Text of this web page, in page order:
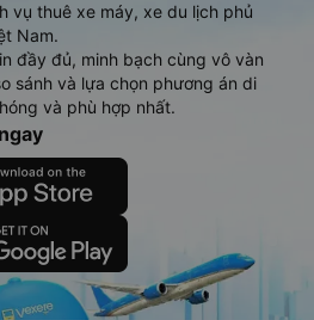
vụ thuê xe máy, xe du lịch phủ
Nam.
đầy đủ, minh bạch cùng vô vàn
sánh và lựa chọn phương án di
và phù hợp nhất.